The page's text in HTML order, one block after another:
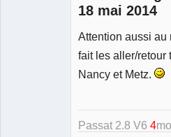
18 mai 2014
Attention aussi au
fait les aller/retour
Nancy et Metz.
Passat 2.8 V6 4